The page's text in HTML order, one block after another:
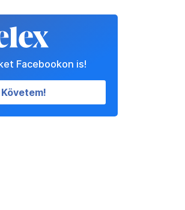
Facebookon is!
Követem!